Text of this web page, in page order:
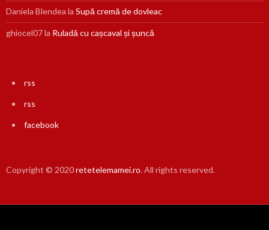
Daniela Blendea la Supă cremă de dovleac
ghiocel07la Ruladă cu cașcaval și șuncă
rss
rss
facebook
Copyright © 2020retetelemamei.ro. All rights reserved.